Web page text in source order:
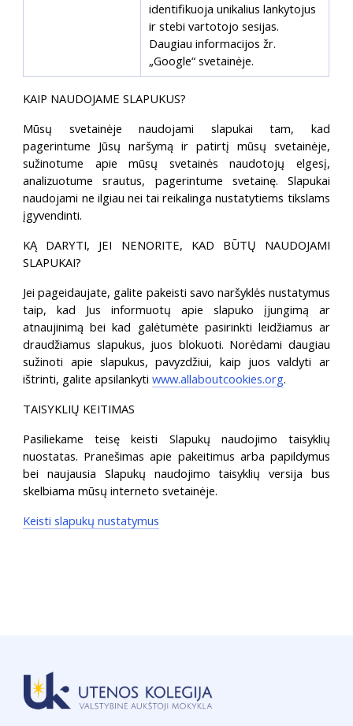
identifikuoja unikalius lankytojus
ir stebi vartotojo sesijas.
Daugiau informacijos žr.
„Google“ svetainėje.
KAIP NAUDOJAME SLAPUKUS?
Mūsų svetainėje naudojami slapukai tam, kad
pagerintume Jūsų naršymą ir patirtį mūsų svetainėje,
sužinotume apie mūsų svetainės naudotojų elgesį,
analizuotume srautus, pagerintume svetainę. Slapukai
naudojami ne ilgiau nei tai reikalinga nustatytiems tikslams
įgyvendinti.
KĄ DARYTI, JEI NENORITE, KAD BŪTŲ NAUDOJAMI
SLAPUKAI?
Jei pageidaujate, galite pakeisti savo naršyklės nustatymus
taip, kad Jus informuotų apie slapuko įjungimą ar
atnaujinimą bei kad galėtumėte pasirinkti leidžiamus ar
draudžiamus slapukus, juos blokuoti. Norėdami daugiau
sužinoti apie slapukus, pavyzdžiui, kaip juos valdyti ar
ištrinti, galite apsilankytiwww.allaboutcookies.org.
TAISYKLIŲ KEITIMAS
Pasiliekame teisę keisti Slapukų naudojimo taisyklių
nuostatas. Pranešimas apie pakeitimus arba papildymus
bei naujausia Slapukų naudojimo taisyklių versija bus
skelbiama mūsų interneto svetainėje.
Keisti slapukų nustatymus